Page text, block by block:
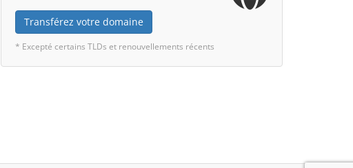
Transférez votre domaine
* Excepté certains TLDs et renouvellements récents